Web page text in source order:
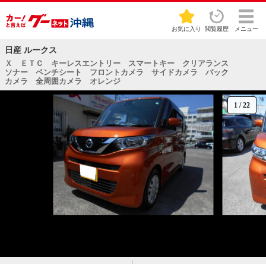
お気に入り 閲覧履歴 メニュー
日産 ルークス
Ｘ ＥＴＣ キーレスエントリー スマートキー クリアランス
ソナー ベンチシート フロントカメラ サイドカメラ バック
カメラ 全周囲カメラ オレンジ
1 /22